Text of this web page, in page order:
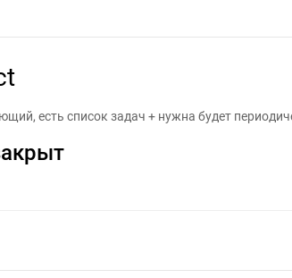
есть список задач + нужна будет